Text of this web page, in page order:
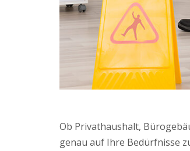
Ob Privathaushalt,
genau auf Ihre Bedürfnisse